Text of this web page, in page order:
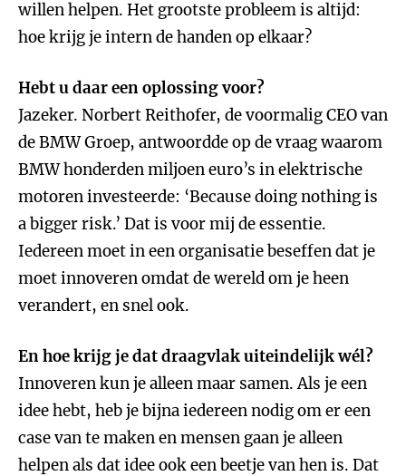
willen helpen. Het grootste probleem is altijd:
hoe krijg je intern de handen op elkaar?
Hebt u daar een oplossing voor?
Jazeker. Norbert Reithofer, de voormalig CEO van
de BMW Groep, antwoordde op de vraag waarom
BMW honderden miljoen euro’s in elektrische
motoren investeerde: ‘Because doing nothing is
a bigger risk.’ Dat is voor mij de essentie.
Iedereen moet in een organisatie beseffen dat je
moet innoveren omdat de wereld om je heen
verandert, en snel ook.
En hoe krijg je dat draagvlak uiteindelijk wél?
Innoveren kun je alleen maar samen. Als je een
idee hebt, heb je bijna iedereen nodig om er een
case van te maken en mensen gaan je alleen
helpen als dat idee ook een beetje van hen is. Dat